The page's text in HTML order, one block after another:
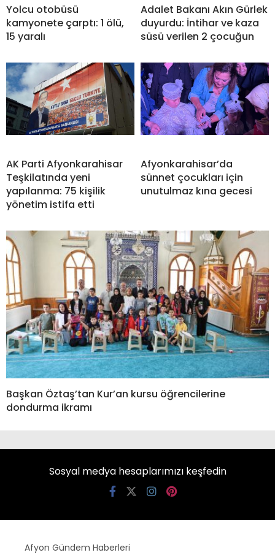
Yolcu otobüsü
kamyonete çarptı: 1 ölü,
15 yaralı
Adalet Bakanı Akın Gürlek
duyurdu: İntihar ve kaza
süsü verilen 2 çocuğun
AK Parti Afyonkarahisar
Teşkilatında yeni
yapılanma: 75 kişilik
yönetim istifa etti
Afyonkarahisar’da
sünnet çocukları için
unutulmaz kına gecesi
Başkan Öztaş’tan Kur’an kursu öğrencilerine
dondurma ikramı
Sosyal medya hesaplarımızı keşfedin
Afyon Gündem Haberleri